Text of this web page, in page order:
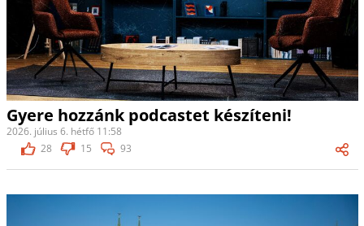
Gyere hozzánk podcastet készíteni!
2026. július 6. hétfő 11:58
28
15 93